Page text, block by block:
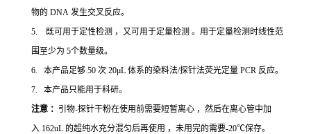
物的 DNA 发生交叉反应。
5. 既可用于定性检测 ，又可用于定量检测 。用于定量检测时线性范
围至少为 5个数量级。
6. 本产品足够 50 次 20μL 体系的染料法/探针法荧光定量 PCR 反应。
7. 本产品只能用于科研。
注意 ： 引物-探针干粉在使用前需要短暂离心 ，然后在离心管中加
入 162uL 的超纯水充分混匀后再使用 ，未用完的需要-20℃保存。